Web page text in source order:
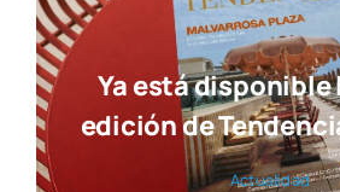
Ya está disponible
edición de
Actua­li­dad